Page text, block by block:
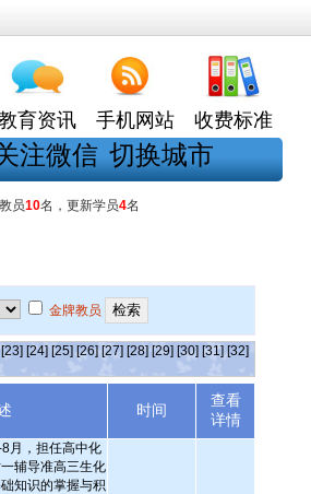
育资讯 手机网站 收费标准
注微信 切换城市
员10名，更新学员4名
金牌教员
[23] [24] [25] [26] [27] [28] [29] [30] [31] [32]
时间
查看
详情
月，担任高中化
辅导准高三生化
知识的掌握与积